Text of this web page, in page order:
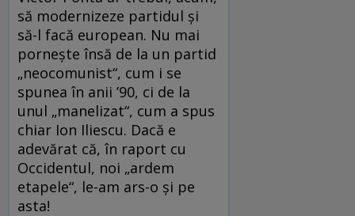
să modernizeze partidul şi
să-l facă european. Nu mai
porneşte însă de la un partid
„neocomunist“, cum i se
spunea în anii ’90, ci de la
unul „manelizat“, cum a spus
chiar Ion Iliescu. Dacă e
adevărat că, în raport cu
Occidentul, noi „ardem
etapele“, le-am ars-o şi pe
asta!